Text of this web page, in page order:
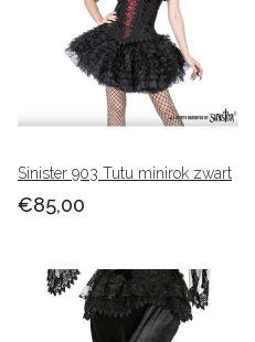
Sinister 903 Tutu minirok zwart
€85,00